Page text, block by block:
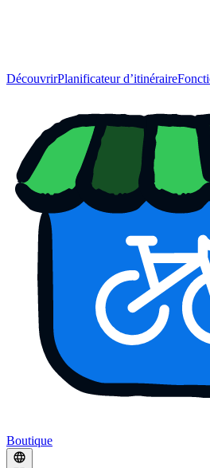
DécouvrirPlanificateur d’itinéraire
Boutique